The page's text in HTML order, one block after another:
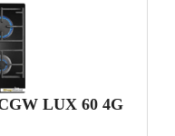
LUX 60 4G